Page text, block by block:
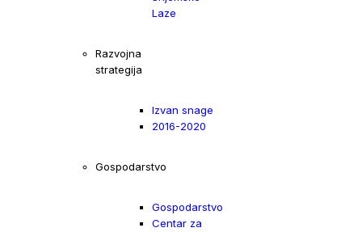
Laze
Razvojna
strategija
Izvan snage
2016-2020
Gospodarstvo
Gospodarstvo
Centar za